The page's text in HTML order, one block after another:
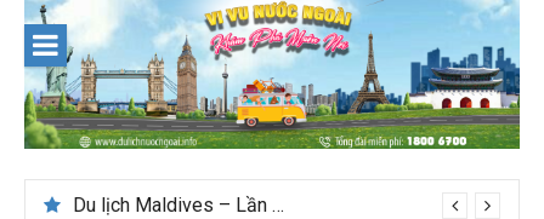
content
Du lịch Maldives – Lần đầu nên đi đâu, chơi gì?